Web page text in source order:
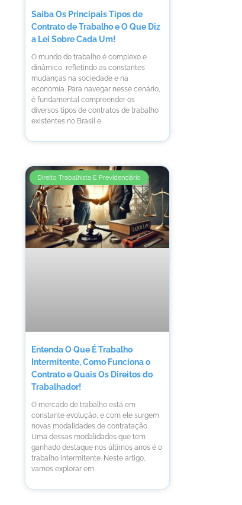
Saiba Os Principais Tipos de
Contrato de Trabalho e O Que Diz
a Lei Sobre Cada Um!
O mundo do trabalho é complexo e
dinâmico, refletindo as constantes
mudanças na sociedade e na
economia. Para navegar nesse cenário,
é fundamental compreender os
diversos tipos de contratos de trabalho
existentes no Brasil e
Direito Trabalhista E Previdenciário
Entenda O Que É Trabalho
Intermitente, Como Funciona o
Contrato e Quais Os Direitos do
Trabalhador!
O mercado de trabalho está em
constante evolução, e com ele surgem
novas modalidades de contratação.
Uma dessas modalidades que tem
ganhado destaque nos últimos anos é o
trabalho intermitente. Neste artigo,
vamos explorar em